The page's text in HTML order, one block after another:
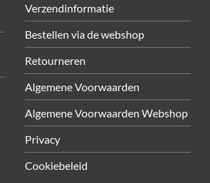
Verzendinformatie
Bestellen via de webshop
Retourneren
Algemene Voorwaarden
Algemene Voorwaarden Webshop
Privacy
Cookiebeleid